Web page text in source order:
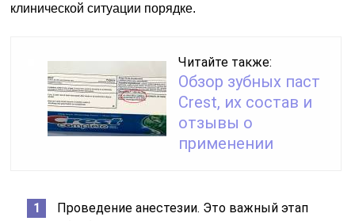
клинической ситуации порядке.
Читайте также:
Обзор зубных паст
Crest, их состав и
отзывы о
применении
Проведение анестезии. Это важный этап